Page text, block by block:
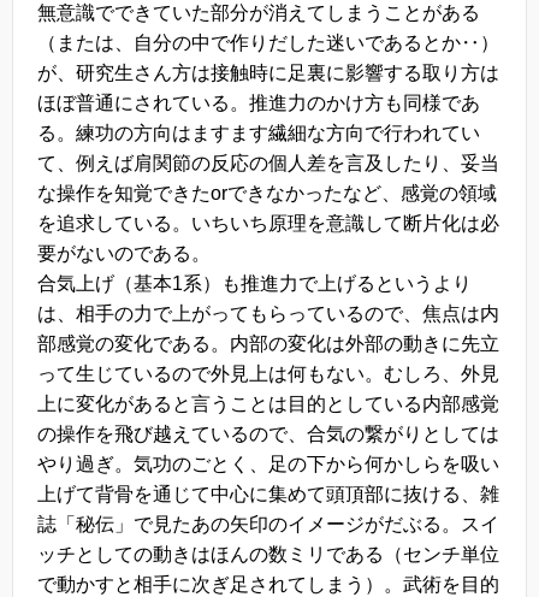
無意識でできていた部分が消えてしまうことがある
（または、自分の中で作りだした迷いであるとか‥）
が、研究生さん方は接触時に足裏に影響する取り方は
ほぼ普通にされている。推進力のかけ方も同様であ
る。練功の方向はますます繊細な方向で行われてい
て、例えば肩関節の反応の個人差を言及したり、妥当
な操作を知覚できたorできなかったなど、感覚の領域
を追求している。いちいち原理を意識して断片化は必
要がないのである。
合気上げ（基本1系）も推進力で上げるというより
は、相手の力で上がってもらっているので、焦点は内
部感覚の変化である。内部の変化は外部の動きに先立
って生じているので外見上は何もない。むしろ、外見
上に変化があると言うことは目的としている内部感覚
の操作を飛び越えているので、合気の繋がりとしては
やり過ぎ。気功のごとく、足の下から何かしらを吸い
上げて背骨を通じて中心に集めて頭頂部に抜ける、雑
誌「秘伝」で見たあの矢印のイメージがだぶる。スイ
ッチとしての動きはほんの数ミリである（センチ単位
で動かすと相手に次ぎ足されてしまう）。武術を目的